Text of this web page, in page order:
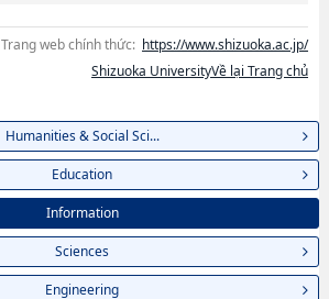
Trang web chính thức: https://www.shizuoka.ac.jp/
Shizuoka UniversityVề lại Trang chủ
Humanities & Social Sci...
Education
Information
Sciences
Engineering